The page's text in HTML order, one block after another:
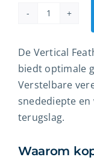
Vertical
Pro
aantal
De Vertical
biedt optimale
Verstelbare
snedediepte
terugslag.
Waarom